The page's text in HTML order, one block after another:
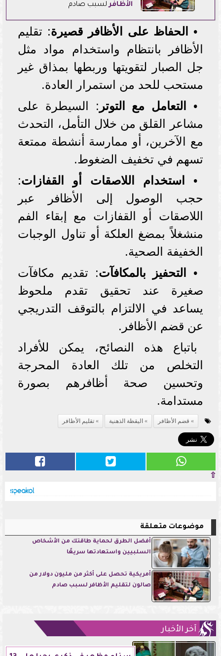
الأظافرلسبب صادم
• الحفاظ على الأظافر قصيرة: تقليم
الأظافر بانتظام واستخدام مواد مثل
جل الصبار لتقويتها وربطها بمذاق غير
مستحب للحد من استمرار العادة.
•
التعامل مع التوتر : السيطرة على
مشاعر القلق من خلال التأمل، التحدث
مع الآخرين، أو ممارسة أنشطة ممتعة
تسهم في تخفيف الضغوط.
•
استخدام اللاصقات أو القفازات:
حجب الوصول إلى الأظافر عبر
اللاصقات أو القفازات مع إبقاء الفم
منشغلاً بمضغ العلكة أو تناول الوجبات
الخفيفة الصحية.
•
التحفيز بالمكافآت: تقديم مكافآت
صغيرة عند تحقيق تقدم ملحوظ
يساعد في الالتزام بالتوقف التدريجي
عن قضم الأظافر.
باتباع هذه النصائح، يمكن للأفراد
التخلص من تلك العادة المحرجة
وتحسين صحة أظافرهم بصورة
مستدامة.
قضم الأظافر اليقظة الذهنية تقليم الأظافر
⇧
موضوعات متعلقة
أفضل الطرق لحماية طاقتك من الأشخاص
السلبيين واستعادتها سريعًا
أمريكية تحصل على أكثر من مليون دولار من
صالون لتقليم الأظافر لسبب صادم
آخر الأخبار